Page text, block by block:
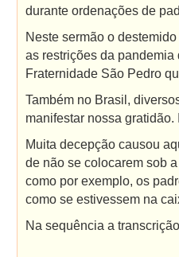
durante ordenações de
Neste sermão o
as restrições da pandemia
Fraternidade São Pedro
Também no Brasil,
manifestar nossa
Muita decepção causou
de não se colocarem sob
como por exemplo, os
como se estivessem na
Na sequência a